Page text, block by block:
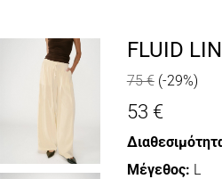
FLUID
75 € (-29%)
53 €
Μέγεθος: L